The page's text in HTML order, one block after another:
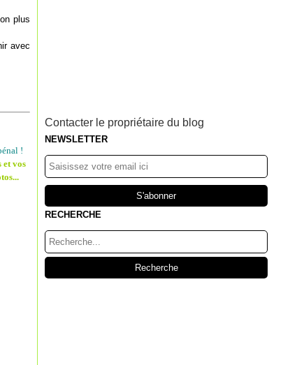
plus
avec
!
et vos
Contacter le propriétaire du blog
NEWSLETTER
RECHERCHE